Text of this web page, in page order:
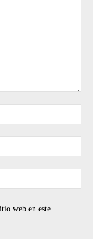
web en este